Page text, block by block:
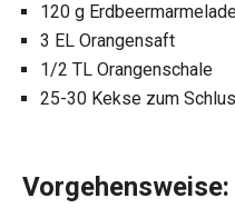
120 g
3 EL Orangensaft
1/2 TL Orangenschale
25-30 Kekse zum
Vorgehensweise: